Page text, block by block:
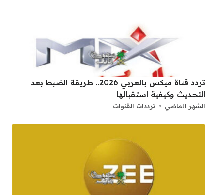
تردد قناة ميكس بالعربي 2026.. طريقة الضبط بعد
التحديث وكيفية استقبالها
الشهر الماضي ترددات القنوات